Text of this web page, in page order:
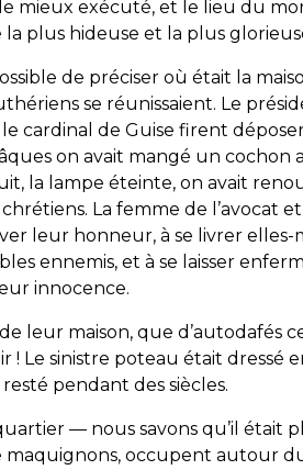
mieux exécuté, et le lieu du
la plus hideuse et la plus
de préciser où était la
se réunissaient. Le
le cardinal de Guise firent
on avait mangé un cochon
la lampe éteinte, on avait
La femme de l’avocat
leur honneur, à se livrer elles-
ennemis, et à se laisser
innocence.
leur maison, que d’autodafés
! Le sinistre poteau était dressé
pendant des siècles.
— nous savons qu’il était
maquignons, occupent autour